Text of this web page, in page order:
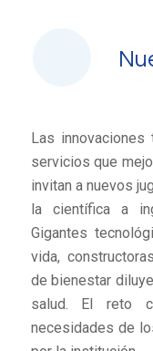
Las
servicios que
invitan a nuevos
la científica a
Gigantes
vida,
de bienestar
salud. El reto
necesidades de